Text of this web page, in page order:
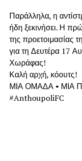
Παράλληλα, η
ήδη ξεκινήσει. Η
της προετοιμασίας
για τη Δευτέρα 17
Χωράφας!
Καλή αρχή, κόουτς!
ΜΙΑ ΟΜΑΔΑ • ΜΙΑ
#AnthoupoliFC